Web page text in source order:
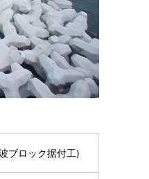
ブロック据付工)